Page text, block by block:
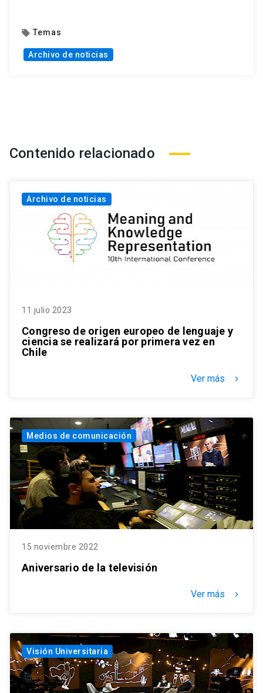
local_offer Temas
Archivo de noticias
Contenido relacionado
Archivo de noticias
11 julio 2023
Congreso de origen europeo de lenguaje y
ciencia se realizará por primera vez en
Chile
Ver más keyboard_arrow_right
Medios de comunicación
15 noviembre 2022
Aniversario de la televisión
Ver más keyboard_arrow_right
Visión Universitaria